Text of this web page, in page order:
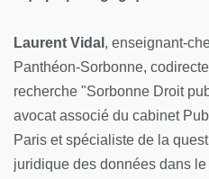
Laurent Vidal , enseignant-
Panthéon-Sorbonne,
recherche "Sorbonne Droit
avocat associé du cabinet
Paris et spécialiste de la
juridique des données dans